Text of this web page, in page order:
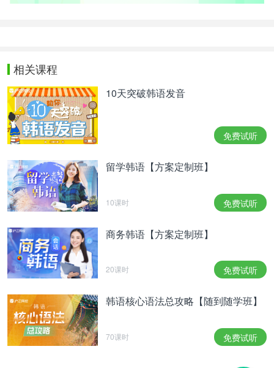
相关课程
10天突破韩语发音
免费试听
留学韩语【方案定制班】
10课时 免费试听
商务韩语【方案定制班】
20课时 免费试听
韩语核心语法总攻略【随到随学班】
70课时 免费试听